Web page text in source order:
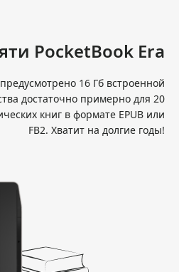
PocketBook Era
16 Гб встроенной
достаточно примерно для 20
книг в формате EPUB или
FB2. Хватит на долгие годы!